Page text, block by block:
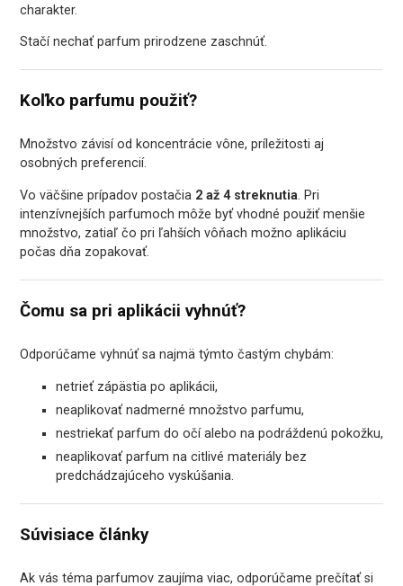
charakter.
Stačí nechať parfum prirodzene zaschnúť.
Koľko parfumu použiť?
Množstvo závisí od koncentrácie vône, príležitosti aj
osobných preferencií.
Vo väčšine prípadov postačia 2 až 4 streknutia. Pri
intenzívnejších parfumoch môže byť vhodné použiť menšie
množstvo, zatiaľ čo pri ľahších vôňach možno aplikáciu
počas dňa zopakovať.
Čomu sa pri aplikácii vyhnúť?
Odporúčame vyhnúť sa najmä týmto častým chybám:
netrieť zápästia po aplikácii,
neaplikovať nadmerné množstvo parfumu,
nestriekať parfum do očí alebo na podráždenú pokožku,
neaplikovať parfum na citlivé materiály bez
predchádzajúceho vyskúšania.
Súvisiace články
Ak vás téma parfumov zaujíma viac, odporúčame prečítať si